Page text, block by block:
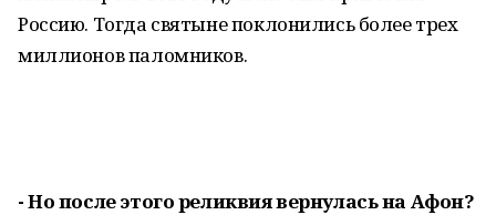
Россию. Тогда святыне поклонились более трех
миллионов паломников.
- Но после этого реликвия вернулась на Афон?